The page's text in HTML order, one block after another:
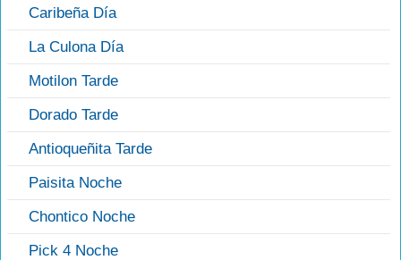
Caribeña Día
La Culona Día
Motilon Tarde
Dorado Tarde
Antioqueñita Tarde
Paisita Noche
Chontico Noche
Pick 4 Noche